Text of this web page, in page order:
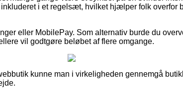
i et regelsæt, hvilket hjælper folk overfor
eller MobilePay. Som alternativ burde du
vil godtgøre beløbet af flere omgange.
kunne man i virkeligheden gennemgå